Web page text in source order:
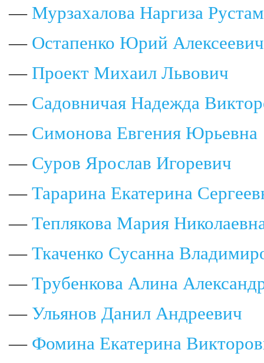
— Мурзахалова Наргиза
— Остапенко Юрий Алексеевич
— Проект Михаил Львович
— Садовничая Надежда
— Симонова Евгения Юрьевна
— Суров Ярослав Игоревич
— Тарарина Екатерина
— Теплякова Мария
— Ткаченко Сусанна
— Трубенкова Алина
— Ульянов Данил Андреевич
— Фомина Екатерина